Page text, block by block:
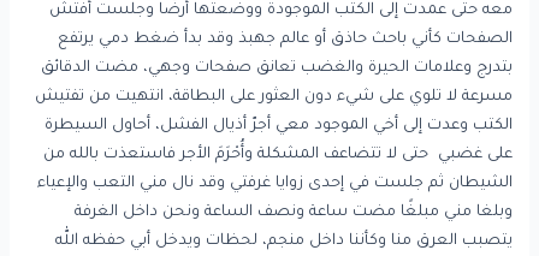
معه حتى عمدت إلى الكتب الموجودة ووضعتها أرضًا وجلست أفتش
الصفحات كأني باحث حاذق أو عالم جهبذ وقد بدأ ضغط دمي يرتفع
بتدرج وعلامات الحيرة والغضب تعانق صفحات وجهي، مضت الدقائق
مسرعة لا تلوي على شيء دون العثور على البطاقة، انتهيت من تفتيش
الكتب وعدت إلى أخي الموجود معي أجرّ أذيال الفشل، أحاول السيطرة
على غضبي حتى لا تتضاعف المشكلة وأُحْرَمَ الأجر فاستعذت بالله من
الشيطان ثم جلست في إحدى زوايا غرفتي وقد نال مني التعب والإعياء
وبلغا مني مبلغًا مضت ساعة ونصف الساعة ونحن داخل الغرفة
يتصبب العرق منا وكأننا داخل منجم، لحظات ويدخل أبي حفظه الله